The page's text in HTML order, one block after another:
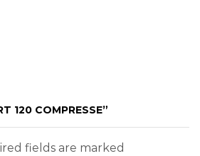
120 COMPRESSE”
fields are marked